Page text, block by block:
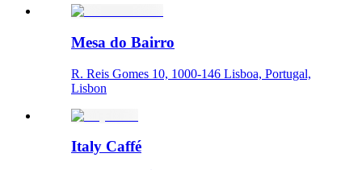
Mesa do Bairro
R. Reis Gomes 10, 1000-146 Lisboa, Portugal,
Lisbon
Italy Caffé